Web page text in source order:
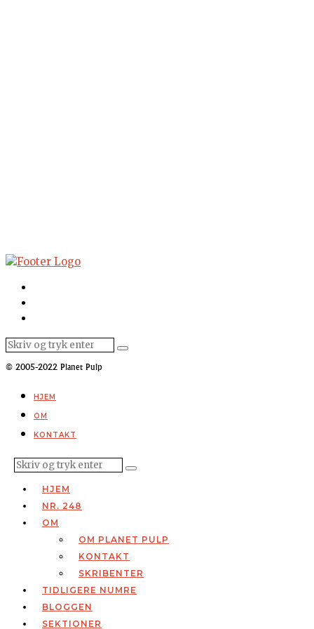
© 2005-2022 Planet Pulp
HJEM
OM
KONTAKT
HJEM
NR. 248
OM
OM PLANET PULP
KONTAKT
SKRIBENTER
TIDLIGERE NUMRE
BLOGGEN
SEKTIONER